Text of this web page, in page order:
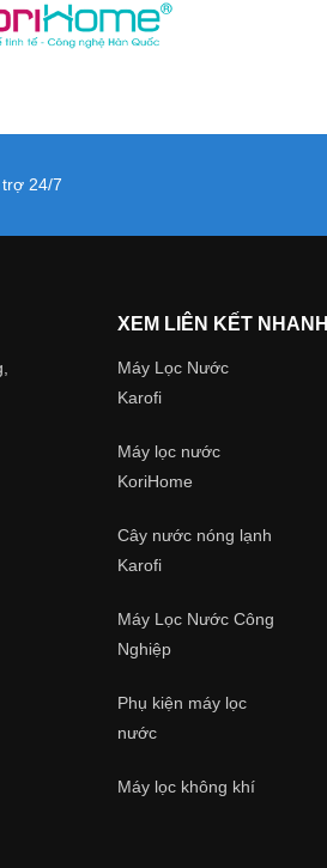
trợ 24/7
XEM LIÊN KẾT NHANH
Máy Lọc Nước
Karofi
Máy lọc nước
KoriHome
Cây nước nóng lạnh
Karofi
Máy Lọc Nước Công
Nghiệp
Phụ kiện máy lọc
nước
Máy lọc không khí